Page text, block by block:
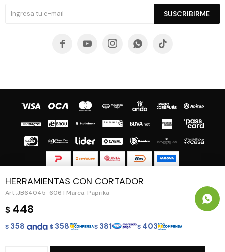
HERRAMIENTAS CON CORTADOR
JB64045-606 | Marca: Paprika
$ 448
$ 358 $ 358 $ 381 $ 403
SUSCRIBIRME
    
© Copyright 2026 / Guapa - Paprika